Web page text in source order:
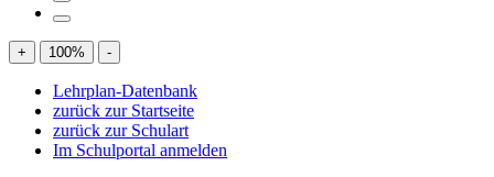
+ 100% -
Lehrplan-Datenbank
zurück zur Startseite
zurück zur Schulart
Im Schulportal anmelden